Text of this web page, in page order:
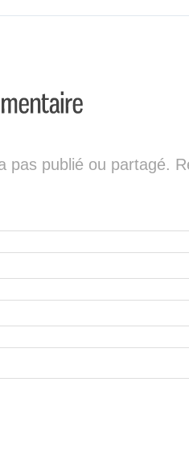
pas publié ou partagé.